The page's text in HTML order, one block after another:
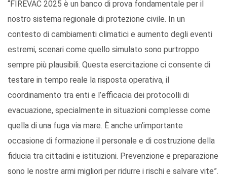
“FIREVAC 2025 è un banco di prova fondamentale per il
nostro sistema regionale di protezione civile. In un
contesto di cambiamenti climatici e aumento degli eventi
estremi, scenari come quello simulato sono purtroppo
sempre più plausibili. Questa esercitazione ci consente di
testare in tempo reale la risposta operativa, il
coordinamento tra enti e l’efficacia dei protocolli di
evacuazione, specialmente in situazioni complesse come
quella di una fuga via mare. È anche un’importante
occasione di formazione il personale e di costruzione della
fiducia tra cittadini e istituzioni. Prevenzione e preparazione
sono le nostre armi migliori per ridurre i rischi e salvare vite”.